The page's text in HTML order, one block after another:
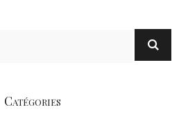
Catégories